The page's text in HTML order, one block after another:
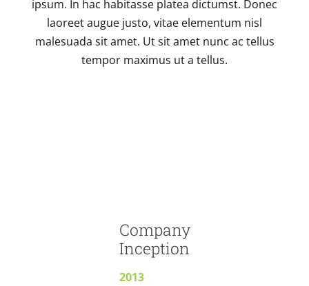
ipsum. In hac habitasse platea dictumst. Donec
laoreet augue justo, vitae elementum nisl
malesuada sit amet. Ut sit amet nunc ac tellus
tempor maximus ut a tellus.
Company
Inception
2013